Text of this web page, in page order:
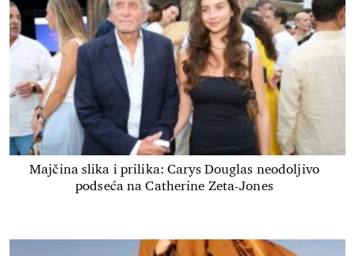
Majčina slika i prilika: Carys Douglas neodoljivo
podseća na Catherine Zeta-Jones